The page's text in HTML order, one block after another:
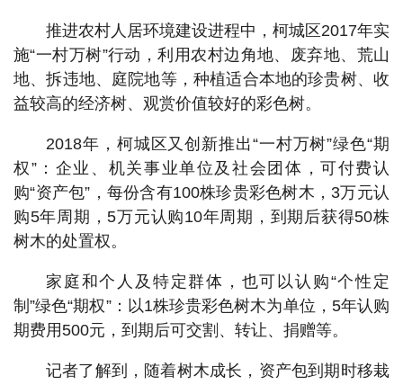
推进农村人居环境建设进程中，柯城区2017年实
施“一村万树”行动，利用农村边角地、废弃地、荒山
地、拆违地、庭院地等，种植适合本地的珍贵树、收
益较高的经济树、观赏价值较好的彩色树。
2018年，柯城区又创新推出“一村万树”绿色“期
权”：企业、机关事业单位及社会团体，可付费认
购“资产包”，每份含有100株珍贵彩色树木，3万元认
购5年周期，5万元认购10年周期，到期后获得50株
树木的处置权。
家庭和个人及特定群体，也可以认购“个性定
制”绿色“期权”：以1株珍贵彩色树木为单位，5年认购
期费用500元，到期后可交割、转让、捐赠等。
记者了解到，随着树木成长，资产包到期时移栽